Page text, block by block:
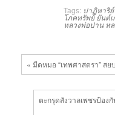
Tags: ปาฏิหาริย์
โภคทรัพย์ ยันต์เ
หลวงพ่อปาน ห
« มีดหมอ “เทพศาสตรา” สย
ตะกรุดสังวาลเพชรป้อง